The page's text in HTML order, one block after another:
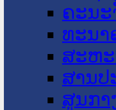
ຄະນະ
ທະນາ
ສະຫະ
ສານປ
ສູນກາ